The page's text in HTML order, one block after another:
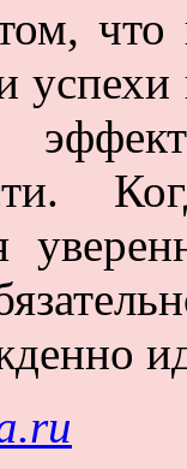
что